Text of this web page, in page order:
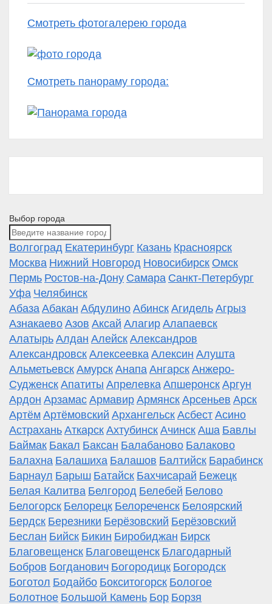
Смотреть фотогалерею города
Смотреть панораму города:
Выбор города
Волгоград Екатеринбург Казань Красноярск
Москва Нижний Новгород Новосибирск Омск
Пермь Ростов-на-Дону Самара Санкт-Петербург
Уфа Челябинск
Абаза Абакан Абдулино Абинск Агидель Агрыз
Азнакаево Азов Аксай Алагир Алапаевск
Алатырь Алдан Алейск Александров
Александровск Алексеевка Алексин Алушта
Альметьевск Амурск Анапа Ангарск Анжеро-
Судженск Апатиты Апрелевка Апшеронск Аргун
Ардон Арзамас Армавир Армянск Арсеньев Арск
Артём Артёмовский Архангельск Асбест Асино
Астрахань Аткарск Ахтубинск Ачинск Аша Бавлы
Баймак Бакал Баксан Балабаново Балаково
Балахна Балашиха Балашов Балтийск Барабинск
Барнаул Барыш Батайск Бахчисарай Бежецк
Белая Калитва Белгород Белебей Белово
Белогорск Белорецк Белореченск Белоярский
Бердск Березники Берёзовский Берёзовский
Беслан Бийск Бикин Биробиджан Бирск
Благовещенск Благовещенск Благодарный
Бобров Богданович Богородицк Богородск
Боготол Бодайбо Бокситогорск Бологое
Болотное Большой Камень Бор Борзя